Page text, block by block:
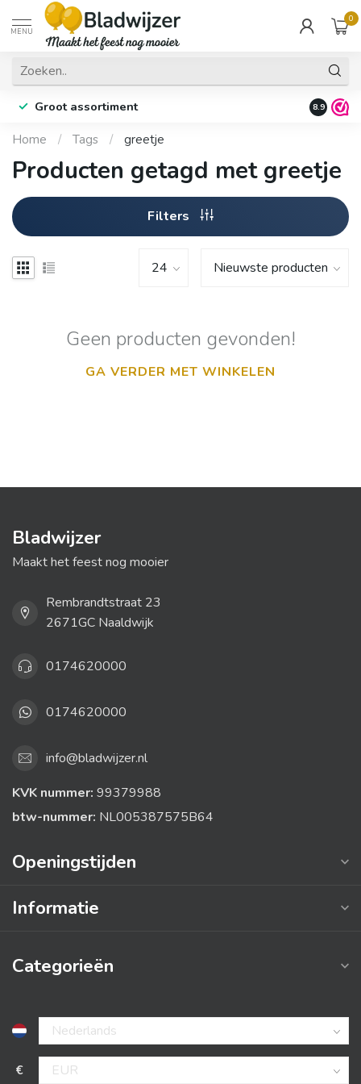
MENU
0
Groot assortiment Fysieke
8.9
Home / Tags / greetje
Producten getagd met greetje
Filters
Geen producten gevonden!
GA VERDER MET WINKELEN
Bladwijzer
Maakt het feest nog mooier
Rembrandtstraat 23
2671GC Naaldwijk
0174620000
0174620000
info@bladwijzer.nl
KVK nummer: 99379988
btw-nummer: NL005387575B64
Openingstijden
Informatie
Categorieën
€